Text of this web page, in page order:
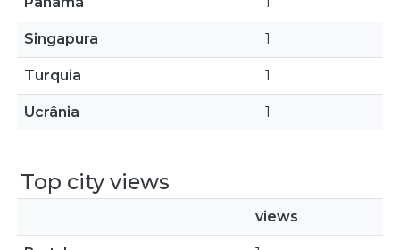
Singapura 1
Turquia 1
Ucrânia 1
Top city views
views